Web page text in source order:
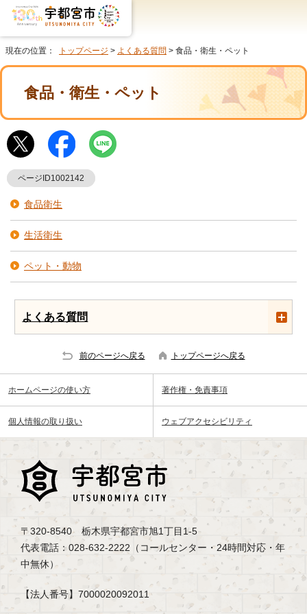
現在の位置： トップページ > よくある質問 > 食品・衛生・ペット
食品・衛生・ペット
ページID1002142
食品衛生
生活衛生
ペット・動物
よくある質問
前のページへ戻る トップページへ戻る
ホームページの使い方 著作権・免責事項
個人情報の取り扱い ウェブアクセシビリティ
〒320-8540 栃木県宇都宮市旭1丁目1-5
代表電話：028-632-2222（コールセンター・24時間対応・年
中無休）
【法人番号】7000020092011